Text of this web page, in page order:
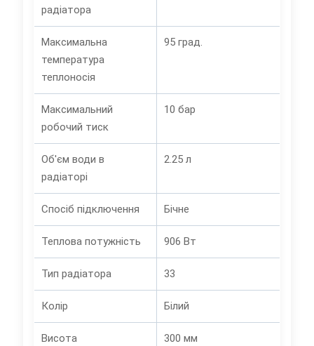
радіатора
Максимальна
температура
теплоносія
95 град.
Максимальний
робочий тиск
10 бар
Об'єм води в
радіаторі
2.25 л
Спосіб підключення Бічне
Теплова потужність 906 Вт
Тип радіатора 33
Колір Білий
Висота 300 мм